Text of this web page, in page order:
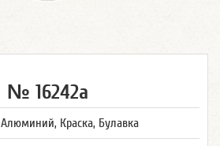
№ 16242а
Алюминий, Краска, Булавка